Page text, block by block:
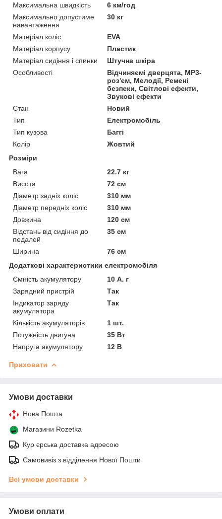
Максимальна швидкість
6 км/год
Максимально допустиме
навантаження
30 кг
Матеріал коліс
EVA
Матеріал корпусу
Пластик
Матеріал сидіння і спинки
Штучна шкіра
Особливості
Відчиняємі дверцята, MP3-
роз'єм, Мелодії, Ремені
безпеки, Світлові ефекти,
Звукові ефекти
Стан
Новий
Тип
Електромобіль
Тип кузова
Баггі
Колір
Жовтий
Розміри
Вага
22.7 кг
Висота
72 см
Діаметр задніх коліс
310 мм
Діаметр передніх коліс
310 мм
Довжина
120 см
Відстань від сидіння до
педалей
35 см
Ширина
76 см
Додаткові характеристики електромобіля
Ємність акумулятору
10 А. г
Зарядний пристрій
Так
Індикатор заряду
акумулятора
Так
Кількість акумуляторів
1 шт.
Потужність двигуна
35 Вт
Напруга акумулятору
12 В
Приховати
Умови доставки
Нова Пошта
Магазини Rozetka
Кур єрська доставка адресою
Самовивіз з відділення Нової Пошти
Всі умови доставки
Умови оплати